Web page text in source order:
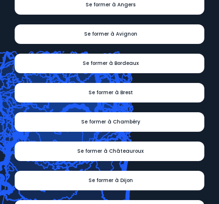
Se former à Angers
Se former à Avignon
Se former à Bordeaux
Se former à Brest
Se former à Chambéry
Se former à Châteauroux
Se former à Dijon